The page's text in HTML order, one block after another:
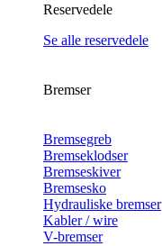
Reservedele
Se alle reservedele
Bremser
Bremsegreb
Bremseklodser
Bremseskiver
Bremsesko
Hydrauliske bremser
Kabler / wire
V-bremser